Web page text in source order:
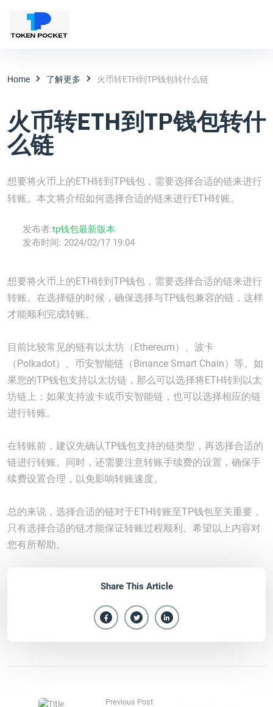
Home 了解更多 火币转ETH到TP钱包转什么链
火币转ETH到TP钱包转什
么链
想要将火币上的ETH转到TP钱包，需要选择合适的链来进行
转账。本文将介绍如何选择合适的链来进行ETH转账。
发布者:tp钱包最新版本
发布时间: 2024/02/17 19:04
想要将火币上的ETH转到TP钱包，需要选择合适的链来进行
转账。在选择链的时候，确保选择与TP钱包兼容的链，这样
才能顺利完成转账。
目前比较常见的链有以太坊（Ethereum）、波卡
（Polkadot）、币安智能链（Binance Smart Chain）等。如
果您的TP钱包支持以太坊链，那么可以选择将ETH转到以太
坊链上；如果支持波卡或币安智能链，也可以选择相应的链
进行转账。
在转账前，建议先确认TP钱包支持的链类型，再选择合适的
链进行转账。同时，还需要注意转账手续费的设置，确保手
续费设置合理，以免影响转账速度。
总的来说，选择合适的链对于ETH转账至TP钱包至关重要，
只有选择合适的链才能保证转账过程顺利。希望以上内容对
您有所帮助。
Share This Article
Previous Post